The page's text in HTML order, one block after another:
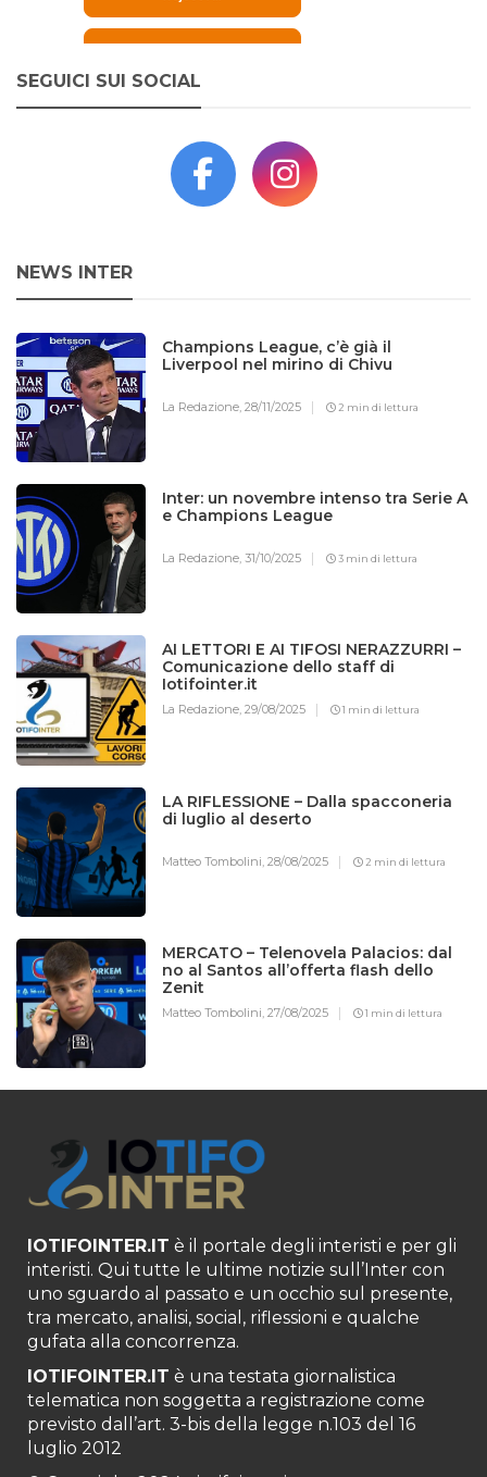
SEGUICI SUI SOCIAL
NEWS INTER
Champions League, c’è già il
Liverpool nel mirino di Chivu
La Redazione,28/11/2025 2 min di lettura
Inter: un novembre intenso tra Serie A
e Champions League
La Redazione,31/10/2025 3 min di lettura
AI LETTORI E AI TIFOSI NERAZZURRI –
Comunicazione dello staff di
Iotifointer.it
La Redazione,29/08/2025 1 min di lettura
LA RIFLESSIONE – Dalla spacconeria
di luglio al deserto
Matteo Tombolini,28/08/2025 2 min di lettura
MERCATO – Telenovela Palacios: dal
no al Santos all’offerta flash dello
Zenit
Matteo Tombolini,27/08/2025 1 min di lettura
IOTIFOINTER.IT è il portale degli interisti e per gli
interisti. Qui tutte le ultime notizie sull’Inter con
uno sguardo al passato e un occhio sul presente,
tra mercato, analisi, social, riflessioni e qualche
gufata alla concorrenza.
IOTIFOINTER.IT è una testata giornalistica
telematica non soggetta a registrazione come
previsto dall’art. 3-bis della legge n.103 del 16
luglio 2012